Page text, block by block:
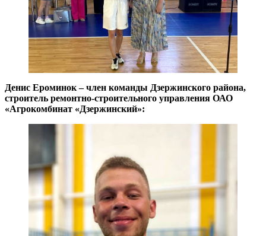
Денис Ероминок – член команды Дзержинского района,
строитель ремонтно-строительного управления ОАО
«Агрокомбинат «Дзержинский»: